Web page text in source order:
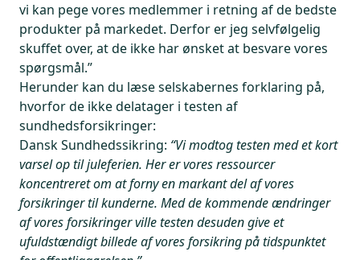
vi kan pege vores medlemmer i retning af de bedste
produkter på markedet. Derfor er jeg selvfølgelig
skuffet over, at de ikke har ønsket at besvare vores
spørgsmål.”
Herunder kan du læse selskabernes forklaring på,
hvorfor de ikke delatager i testen af
sundhedsforsikringer:
Dansk Sundhedssikring: “Vi modtog testen med et kort
varsel op til juleferien. Her er vores ressourcer
koncentreret om at forny en markant del af vores
forsikringer til kunderne. Med de kommende ændringer
af vores forsikringer ville testen desuden give et
ufuldstændigt billede af vores forsikring på tidspunktet